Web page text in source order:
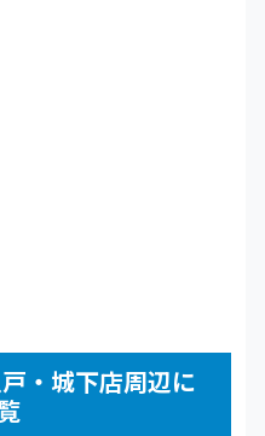
・城下店周辺に